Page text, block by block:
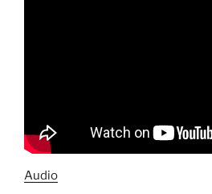
Audio